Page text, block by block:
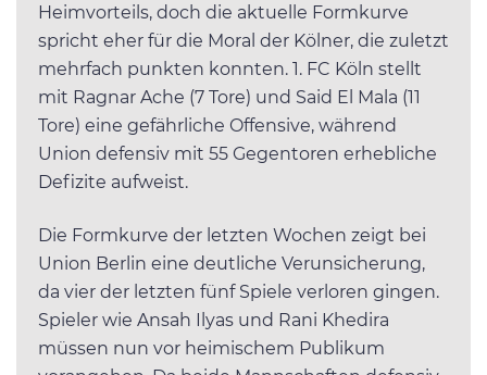
Heimvorteils, doch die aktuelle Formkurve
spricht eher für die Moral der Kölner, die zuletzt
mehrfach punkten konnten. 1. FC Köln stellt
mit Ragnar Ache (7 Tore) und Said El Mala (11
Tore) eine gefährliche Offensive, während
Union defensiv mit 55 Gegentoren erhebliche
Defizite aufweist.
Die Formkurve der letzten Wochen zeigt bei
Union Berlin eine deutliche Verunsicherung,
da vier der letzten fünf Spiele verloren gingen.
Spieler wie Ansah Ilyas und Rani Khedira
müssen nun vor heimischem Publikum